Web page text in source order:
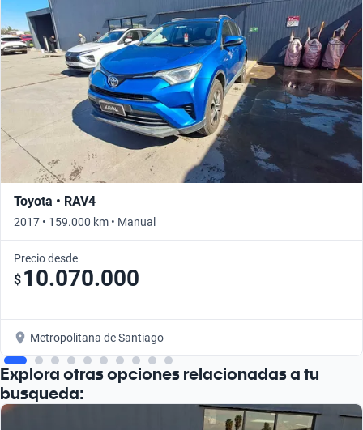
Toyota • RAV4
2017 • 159.000 km • Manual
Precio desde
$ 10.070.000
Metropolitana de Santiago
Explora otras opciones relacionadas a tu
busqueda: